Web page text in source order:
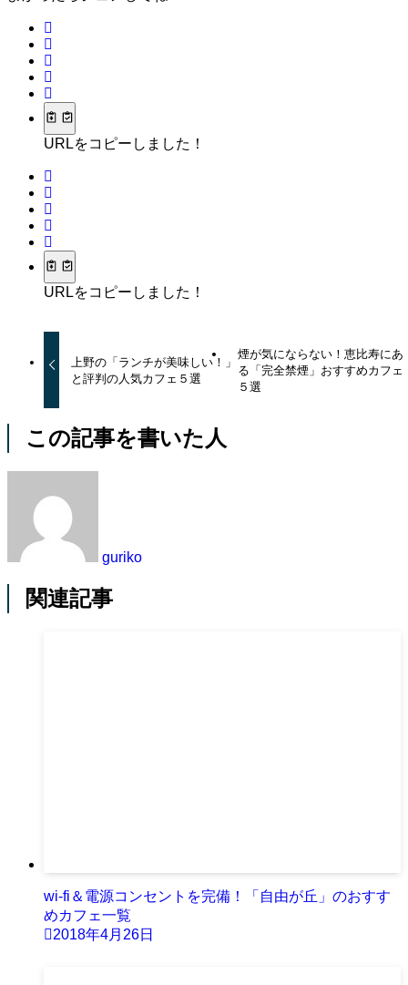
URLをコピーしました！
URLをコピーしました！
上野の「ランチが美味しい！」
と評判の人気カフェ５選
煙が気にならない！恵比寿にあ
る「完全禁煙」おすすめカフェ
５選
この記事を書いた人
guriko
関連記事
wi-fi＆電源コンセントを完備！「自由が丘」のおすす
めカフェ一覧
2018年4月26日